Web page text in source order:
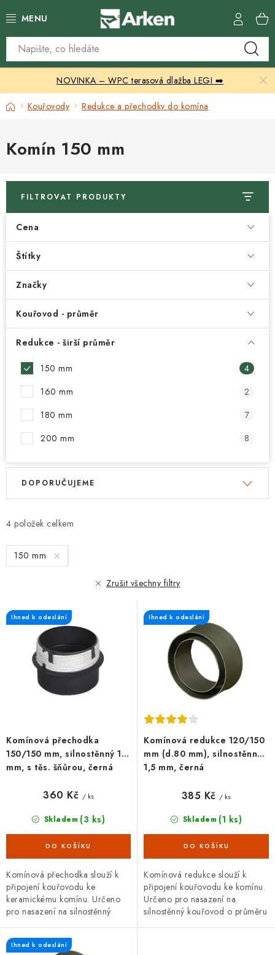
na
Skleníky
Zahradní přístřešky
Grily a ohniště
Vytápění
Kontakty
NOVINKA – WPC terasová dlažba LEGI ➡️
DomůKouřovody Redukce a přechodky do komína
Komín 150 mm
FILTROVAT PRODUKTY
Cena
Štítky
Značky
Kouřovod - průměr
Redukce - širší průměr
150 mm
4
160 mm
2
180 mm
7
200 mm
8
V
i
s
p
d
u
4
Ř
e
n
í
o
d
DOPORUČUJEME
150 mm
Zrušit všechny filtry
Komínová přechodka
150/150 mm, silnostěnný 1,5
mm, s těs. šňůrou, černá
Ihned k odeslání
Skladem (3 ks)
360 Kč / ks
Komínová přechodka slouží k
připojení kouřovodu ke
keramickému komínu. Určeno
pro nasazení na silnostěnný
Průměr komína 150 mm. S
těsnící šňůrou.
Komínová redukce 120/150
mm (d.80 mm), silnostěnná
1,5 mm, černá
Ihned k odeslání
Skladem (1 ks)
385 Kč / ks
Komínová redukce slouží k
připojení kouřovodu ke komínu.
Určeno pro nasazení na
silnostěnný kouřovod o průměru
Ihned k odeslání